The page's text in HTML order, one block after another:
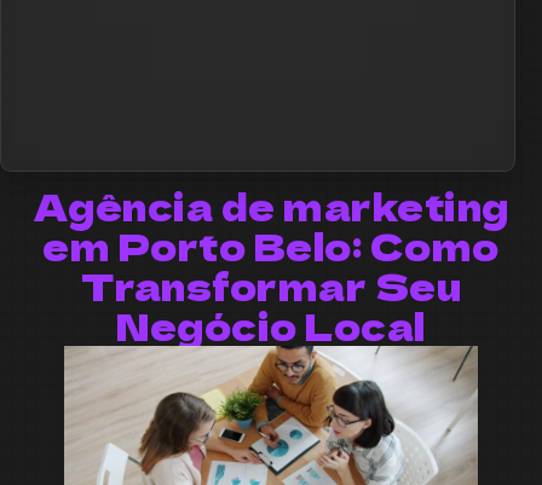
Agência de marketing
em Porto Belo: Como
Transformar Seu
Negócio Local